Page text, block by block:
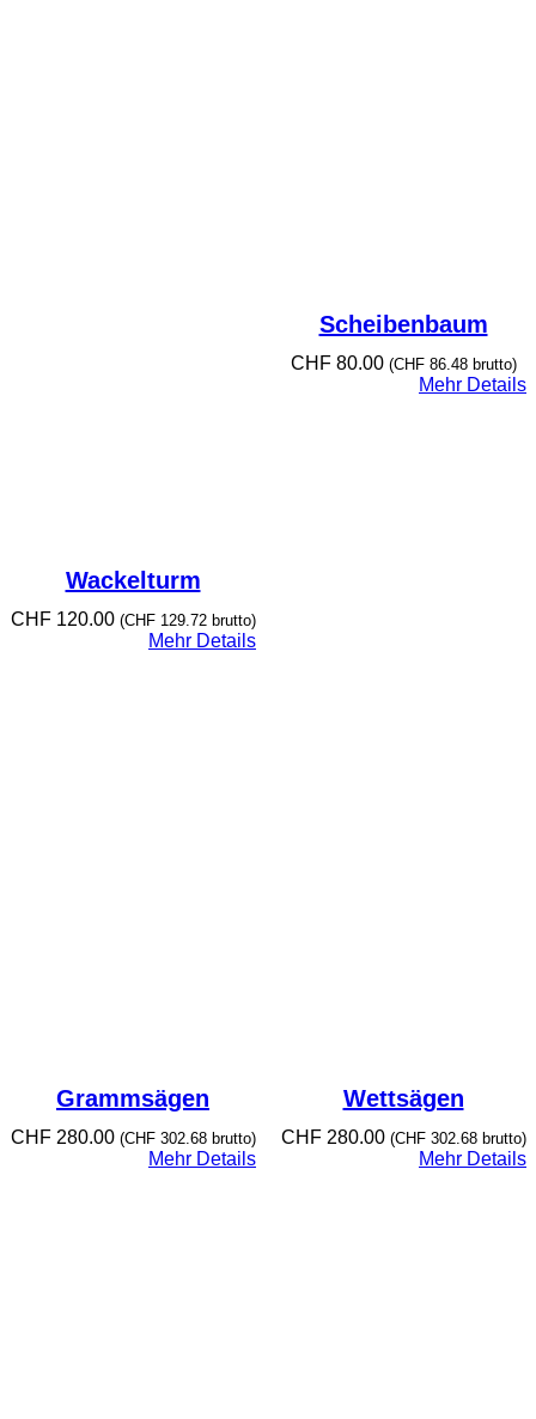
Wackelturm
CHF120.00 (CHF129.72brutto)
Mehr Details
Scheibenbaum
CHF80.00 (CHF86.48brutto)
Mehr Details
Grammsägen
CHF280.00 (CHF302.68brutto)
Mehr Details
Wettsägen
CHF280.00 (CHF302.68brutto)
Mehr Details